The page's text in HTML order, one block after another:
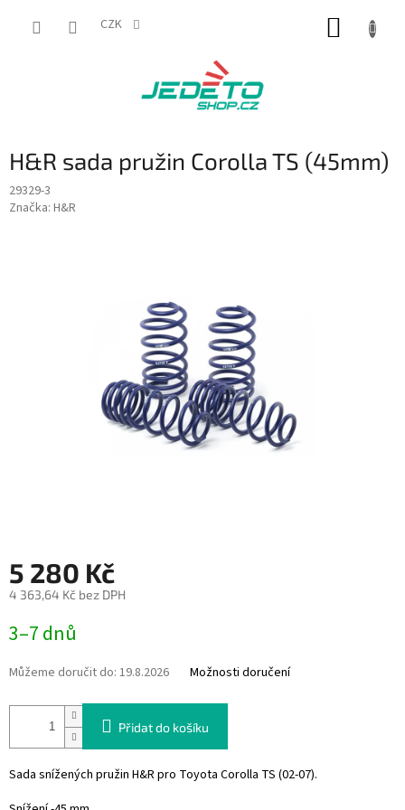
CZK
H&R sada pružin Corolla TS (45mm)
29329-3
Značka: H&R
5 280 Kč
4 363,64 Kč bez DPH
cena:
3–7 dnů
Můžeme doručit do: 19.8.2026 Možnosti doručení
Přidat do košíku
Sada snížených pružin H&R pro Toyota Corolla TS (02-07).